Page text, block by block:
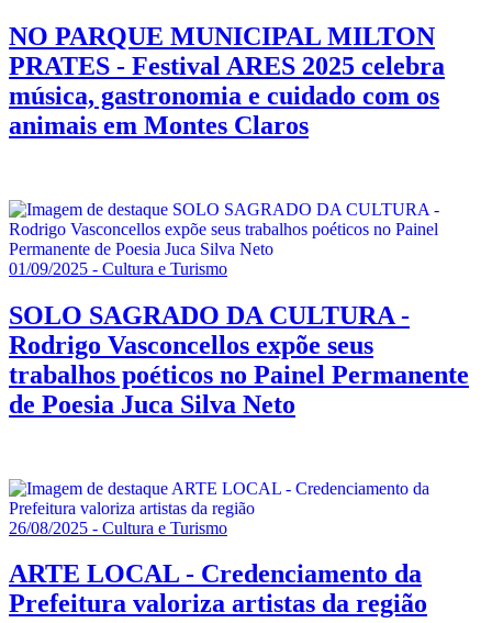
NO PARQUE MUNICIPAL MILTON
PRATES - Festival ARES 2025 celebra
música, gastronomia e cuidado com os
animais em Montes Claros
01/09/2025 - Cultura e Turismo
SOLO SAGRADO DA CULTURA -
Rodrigo Vasconcellos expõe seus
trabalhos poéticos no Painel Permanente
de Poesia Juca Silva Neto
26/08/2025 - Cultura e Turismo
ARTE LOCAL - Credenciamento da
Prefeitura valoriza artistas da região